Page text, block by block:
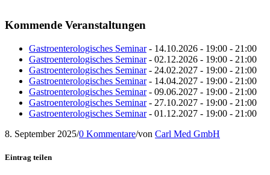
Kommende Veranstaltungen
Gastroenterologisches Seminar- 14.10.2026 - 19:00 - 21:00
Gastroenterologisches Seminar- 02.12.2026 - 19:00 - 21:00
Gastroenterologisches Seminar- 24.02.2027 - 19:00 - 21:00
Gastroenterologisches Seminar- 14.04.2027 - 19:00 - 21:00
Gastroenterologisches Seminar- 09.06.2027 - 19:00 - 21:00
Gastroenterologisches Seminar- 27.10.2027 - 19:00 - 21:00
Gastroenterologisches Seminar- 01.12.2027 - 19:00 - 21:00
8. September 2025/0 Kommentare/von Carl Med GmbH
Eintrag teilen